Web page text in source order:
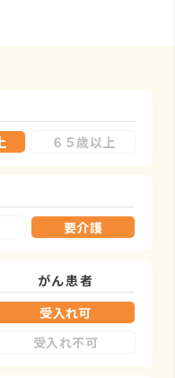
６５歳以上
要介護
がん患者
受入れ可
受入れ不可